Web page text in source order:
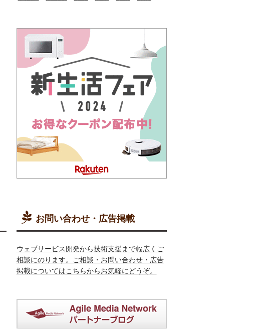
お問い合わせ・広告掲載
ウェブサービス開発から技術支援まで幅広くご
相談にのります。ご相談・お問い合わせ・広告
掲載についてはこちらからお気軽にどうぞ。